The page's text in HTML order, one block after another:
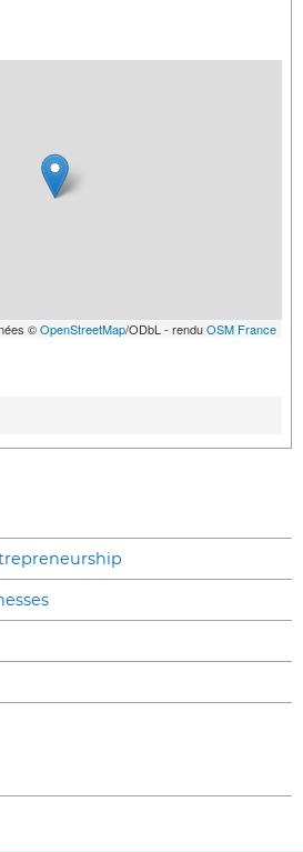
©OpenStreetMap/ODbL - renduOSM France